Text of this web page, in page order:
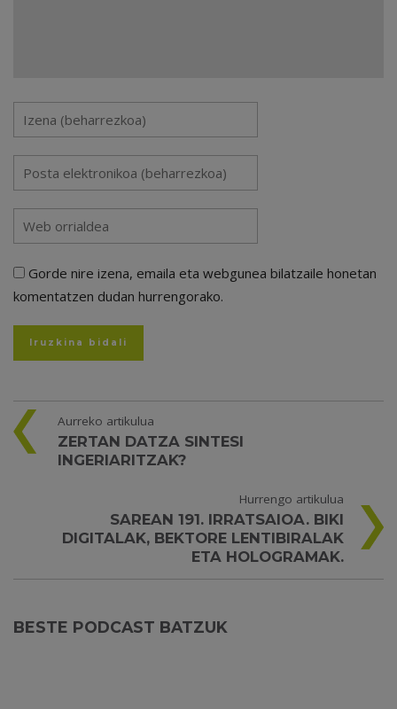
Gorde nire izena, emaila eta webgunea bilatzaile honetan
komentatzen dudan hurrengorako.
Aurreko artikulua
ZERTAN DATZA SINTESI
INGERIARITZAK?
Hurrengo artikulua
SAREAN 191. IRRATSAIOA. BIKI
DIGITALAK, BEKTORE LENTIBIRALAK
ETA HOLOGRAMAK.
BESTE PODCAST BATZUK